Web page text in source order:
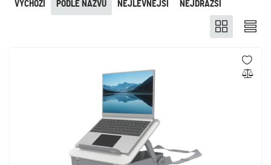
NEJLEVNĚJŠÍ NEJDRAŽŠÍ
PODLE NÁZVU
VÝCHOZÍ